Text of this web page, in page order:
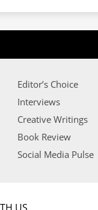
Editor’s Choice
Interviews
Creative Writings
Book Review
Social Media Pulse